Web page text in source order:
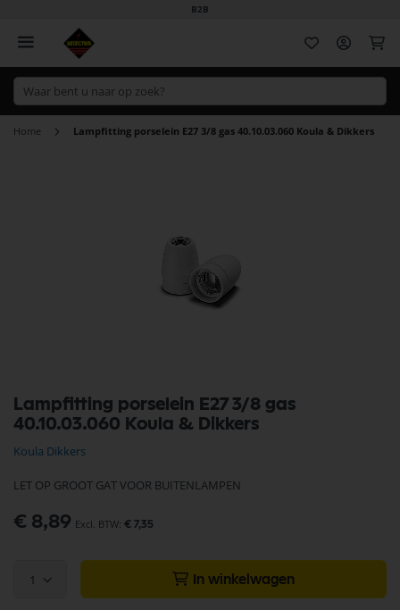
B2B
Home Lampfitting porselein E27 3/8 gas 40.10.03.060 Koula & Dikkers
Lampfitting porselein E27 3/8 gas
40.10.03.060 Koula & Dikkers
Koula Dikkers
LET OP GROOT GAT VOOR BUITENLAMPEN
€ 8,89 € 7,35
1 In winkelwagen
naar
het
van
afbeeldingen-